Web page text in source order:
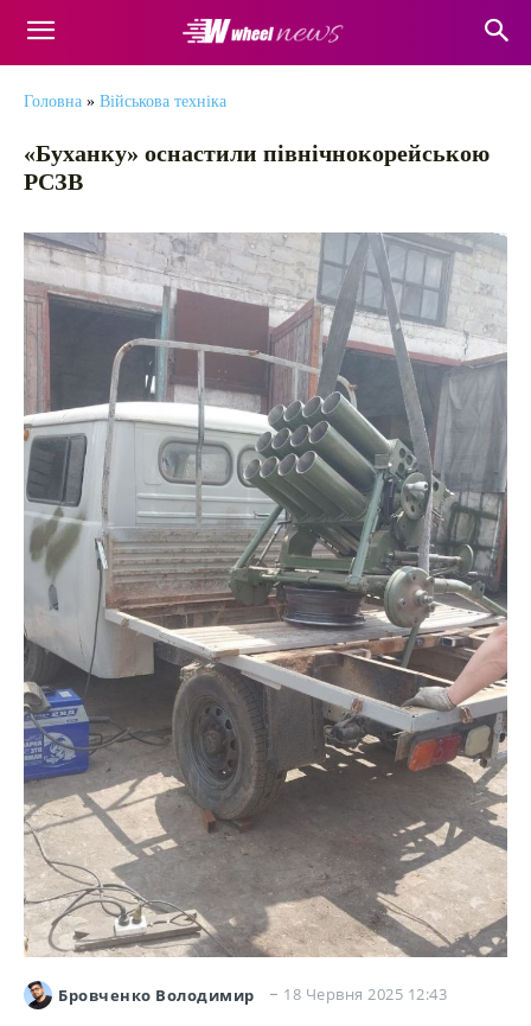
Головна » Військова техніка
«Буханку» оснастили північнокорейською
РСЗВ
Бровченко Володимир 18 Червня 2025 12:43